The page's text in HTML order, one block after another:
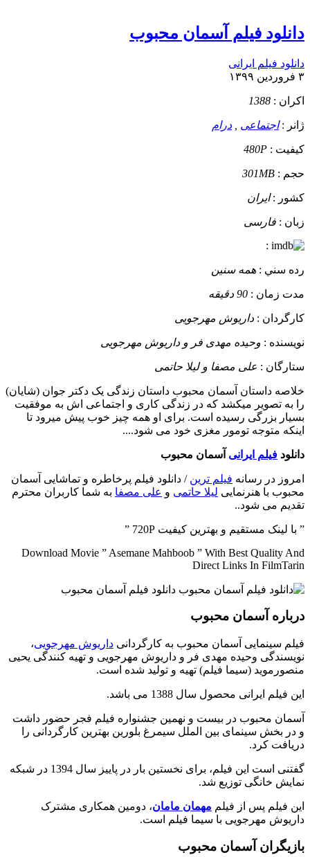
دانلود فیلم آسمان محبوب
دانلود فیلم ایرانی
۳ فروردین ۱۳۹۹
اکران : 1388
ژانر :اجتماعی درام
کيفيت : 480P
حجم : 301MB
کشور :ایران
زبان : فارسی
:
رده سني : همه سنین
مدت زمان : 90 دقیقه
کارگردان : داریوش مهرجویی
نويسنده : وحیده مهدی فر و داریوش مهرجویی
ستارگان : علی مصفا و لیلا حاتمی
خلاصه داستان آسمان محبوب داستان زندگی یک دکتر جوان (شایان)
را به تصویر میکشد که در زندگی کاری و اجتماعی اش به موفقیت
بسیار بزرگی رسیده است. برای او همه چیز خوب پیش میرود تا
اینکه متوجه تومور مغزی خود می شود....
دانلود فیلم ایرانی آسمان محبوب
امروز در رسانه فیلم ترین / دانلود فیلم پرخاطره و تماشایی آسمان
محبوب با هنرنمایی لیلا حاتمی و علی مصفا به شما کاربران محترم
تقدیم می شود..
” با لینک مستقیم و بهترین کیفیت 720P ”
Download Movie ” Asemane Mahboob ” With Best Quality And
Direct Links In FilmTarin
درباره آسمان محبوب
فیلم سینمایی آسمان محبوب به کارگردانی داریوش مهرجویی،
نویسندگی وحیده مهدی فر و داریوش مهرجویی و تهیه کنندگی یحیی
منصورموید (سیما فیلم) تهیه و تولید شده است.
این فیلم ایرانی محصول سال 1388 می باشد.
آسمان محبوب در بیست و نهمین جشنواره فیلم فجر حضور داشت
و در بخش سینمای بین الملل سیمرغ بلورین بهترین کارگردانی را
دریافت کرد.
گفتنی است این فیلم، برای نخستین بار در پاییز سال 1394 در شبکه
نمایش خانگی توزیع شد.
این فیلم پس از فیلم مهمان مامان، دومین همکاری مشترک
داریوش مهرجویی با سیما فیلم است.
بازیگران آسمان محبوب